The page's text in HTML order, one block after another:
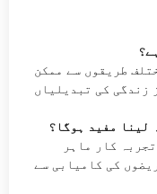
طریقوں سے ممکن
زندگی کی تبدیلیاں
لینا مفید ہوگا؟
کار ماہر
کی کامیابی سے